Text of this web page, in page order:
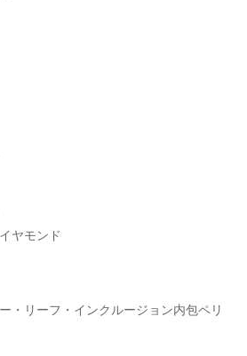
ヤモンド
・リーフ・インクルージョン内包ペリ